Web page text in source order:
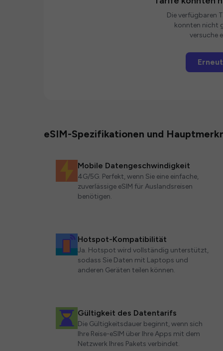
Die verfügbaren
konnten nicht
versuche
eSIM-Spezifikationen und
Mobile Datengeschwindigkeit
4G/5G. Perfekt, wenn Sie eine einfache,
zuverlässige eSIM für Auslandsreisen
benötigen.
Hotspot-Kompatibilität
Ja. Hotspot wird vollständig unterstützt,
sodass Sie Daten mit Laptops und
anderen Geräten teilen können.
Gültigkeit des Datentarifs
Die Gültigkeitsdauer beginnt, wenn sich
Ihre Reise-eSIM über Ihre Apps mit dem
Netzwerk Ihres Pakets verbindet.